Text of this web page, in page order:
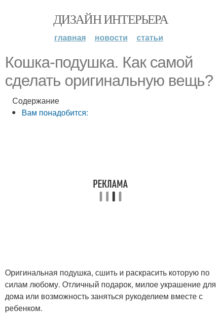
ДИЗАЙН ИНТЕРЬЕРА
главная новости статьи
Кошка-подушка. Как самой
сделать оригинальную вещь?
Содержание
Вам понадобится:
Оригинальная подушка, сшить и раскрасить которую по
силам любому. Отличный подарок, милое украшение для
дома или возможность заняться рукоделием вместе с
ребенком.